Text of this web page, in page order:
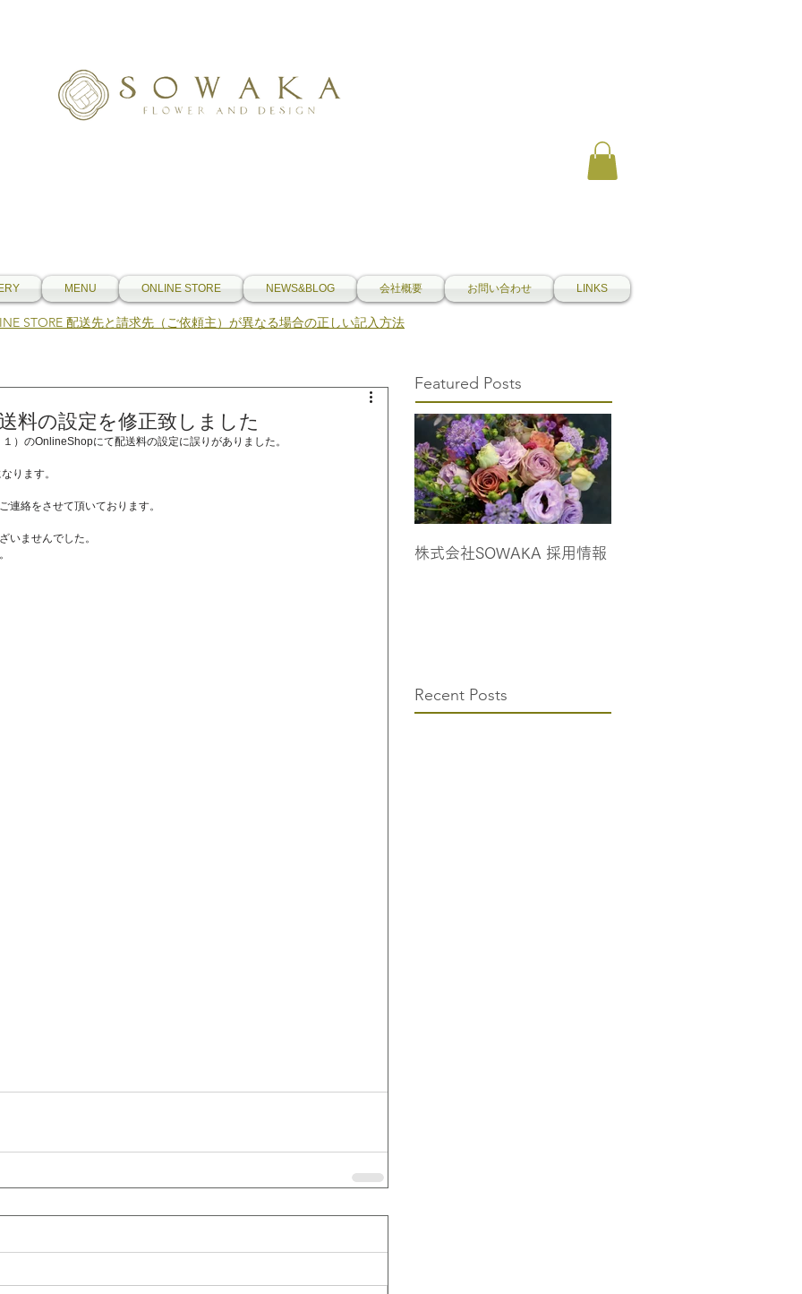
MENU ONLINE STORE NEWS&BLOG 会社概要 お問い合わせ LINKS
STORE 配送先と請求先（ご依頼主）が異なる場合の正しい記入方法
料の設定を修正致しました
）のOnlineShopにて配送料の設定に誤りがありました。
ります。
連絡をさせて頂いております。
いませんでした。
Featured Posts
株式会社SOWAKA 採用情報
Recent Posts